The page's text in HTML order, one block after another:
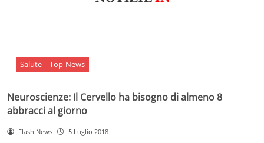
Salute Top-News
Neuroscienze: Il Cervello ha bisogno di almeno 8
abbracci al giorno
Flash News 5 Luglio 2018